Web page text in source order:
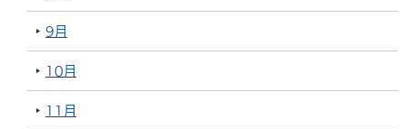
9月
10月
11月